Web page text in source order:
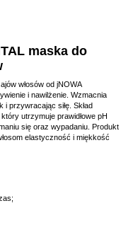
maska ​​do
włosów od jNOWA
i nawilżenie. Wzmacnia
i przywracając siłę. Skład
utrzymuje prawidłowe pH
się oraz wypadaniu. Produkt
elastyczność i miękkość